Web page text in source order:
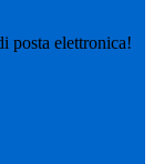
posta elettronica!